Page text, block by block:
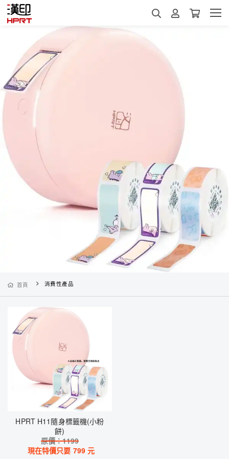
首頁 消費性產品
HPRT H11隨身標籤機(小粉
餅)
原價：1199
現在特價只要 799 元